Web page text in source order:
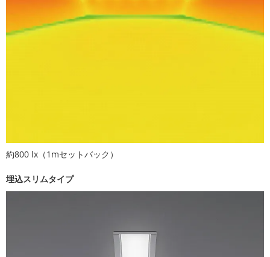
約800 lx（1mセットバック）
埋込スリムタイプ